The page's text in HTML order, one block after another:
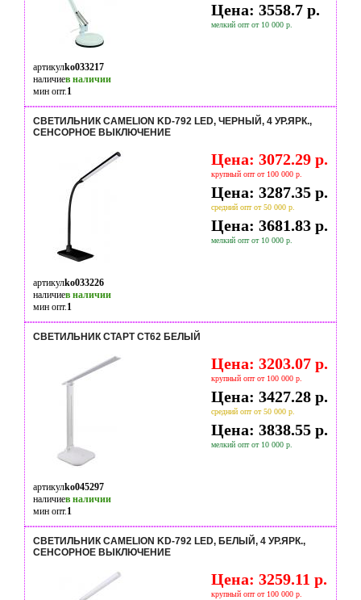
Цена: 3558.7 р.
мелкий опт от 10 000 р.
артикулko033217
наличиев наличии
мин опт.1
СВЕТИЛЬНИК CAMELION KD-792 LED, ЧЕРНЫЙ, 4 УР.ЯРК.,
СЕНСОРНОЕ ВЫКЛЮЧЕНИЕ
Цена: 3072.29 р.
крупный опт от 100 000 р.
Цена: 3287.35 р.
средний опт от 50 000 р.
Цена: 3681.83 р.
мелкий опт от 10 000 р.
артикулko033226
наличиев наличии
мин опт.1
СВЕТИЛЬНИК СТАРТ СТ62 БЕЛЫЙ
Цена: 3203.07 р.
крупный опт от 100 000 р.
Цена: 3427.28 р.
средний опт от 50 000 р.
Цена: 3838.55 р.
мелкий опт от 10 000 р.
артикулko045297
наличиев наличии
мин опт.1
СВЕТИЛЬНИК CAMELION KD-792 LED, БЕЛЫЙ, 4 УР.ЯРК.,
СЕНСОРНОЕ ВЫКЛЮЧЕНИЕ
Цена: 3259.11 р.
крупный опт от 100 000 р.